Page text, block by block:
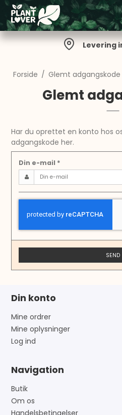
Levering
Forside / Glemt adgangskode
Glemt
Har du oprettet en konto hos
adgangskode her.
Din e-mail *
SEND
Din konto
Mine ordrer
Mine oplysninger
Log ind
Navigation
Butik
Om os